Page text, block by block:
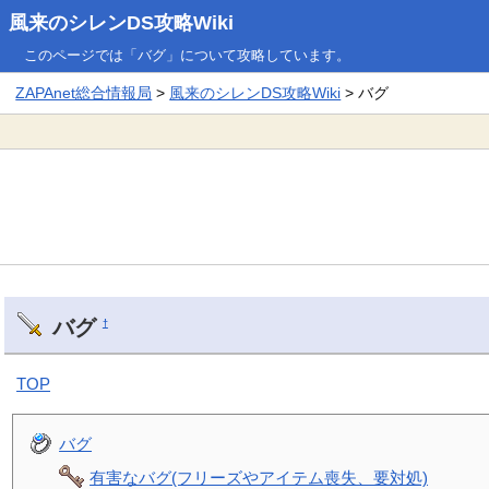
風来のシレンDS攻略Wiki
このページでは「バグ」について攻略しています。
ZAPAnet総合情報局 > 風来のシレンDS攻略Wiki > バグ
バグ †
TOP
バグ
有害なバグ(フリーズやアイテム喪失、要対処)